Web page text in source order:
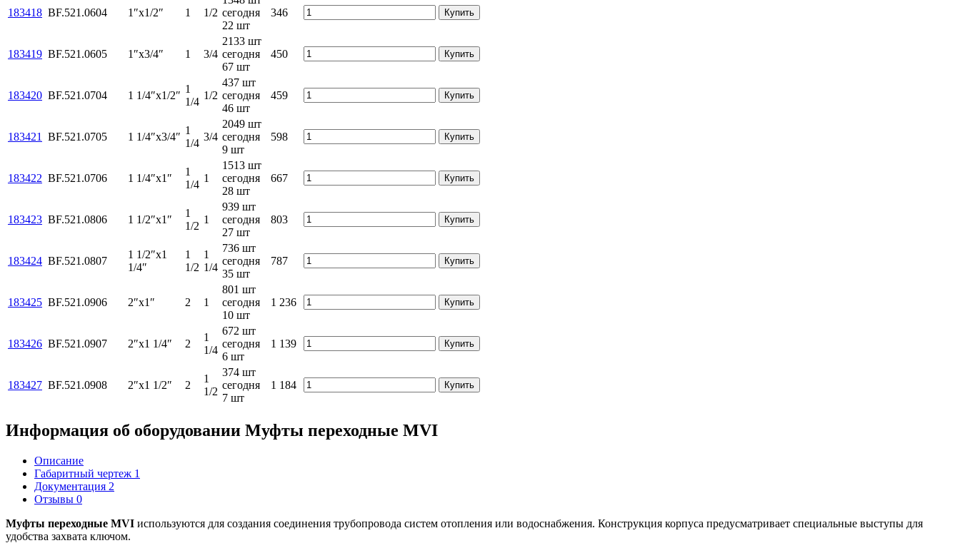
183418 BF.521.0604 1″х1/2″ 1 1/2 сегодня
22 шт
346 Купить
183419 BF.521.0605 1″х3/4″ 1 3/4
2133 шт
сегодня
67 шт
450 Купить
183420 BF.521.0704 1 1/4″х1/2″
1
1/4
1/2
437 шт
сегодня
46 шт
459 Купить
183421 BF.521.0705 1 1/4″х3/4″
1
1/4
3/4
2049 шт
сегодня
9 шт
598 Купить
183422 BF.521.0706 1 1/4″х1″
1
1/4
1
1513 шт
сегодня
28 шт
667 Купить
183423 BF.521.0806 1 1/2″х1″
1
1/2
1
939 шт
сегодня
27 шт
803 Купить
183424 BF.521.0807
1 1/2″х1
1/4″
1
1/2
1
1/4
736 шт
сегодня
35 шт
787 Купить
183425 BF.521.0906 2″х1″ 2 1
801 шт
сегодня
10 шт
1 236 Купить
183426 BF.521.0907 2″х1 1/4″ 2
1
1/4
672 шт
сегодня
6 шт
1 139 Купить
183427 BF.521.0908 2″х1 1/2″ 2
1
1/2
374 шт
сегодня
7 шт
1 184 Купить
Информация об оборудовании Муфты переходные MVI
Описание
Габаритный чертеж 1
Документация 2
Отзывы 0
Муфты переходные MVI используются для создания соединения трубопровода систем отопления или водоснабжения. Конструкция корпуса предусматривает специальные выступы для
удобства захвата ключом.